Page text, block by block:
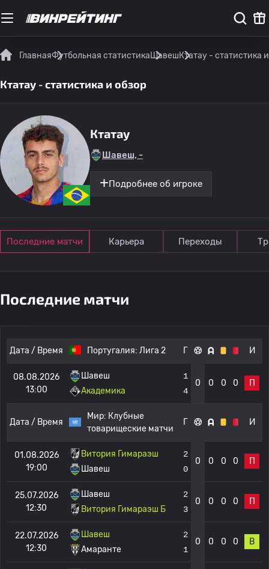
ГлавнаяФутбольная статистикаШавешКтатау - статистика
Ктатау - статистика и обзор
Ктатау
Шавеш, -
Подробнее об игроке
Последние матчи Карьера Переходы
Последние матчи
Дата / Время Португалия: Лига 2 Г И
08.08.2026
13:00
Шавеш
Академика
1
4
0 0 0 0 П
Дата / Время
Мир: Клубные
товарищеские матчи
Г И
01.08.2026
19:00
Витория Гимараэш
Шавеш
2
0
0 0 0 0 П
25.07.2026
12:30
Шавеш
Витория Гимараэш Б
2
3
0 0 0 0 П
22.07.2026
12:30
Шавеш
Амаранте
2
1
0 0 0 0 В